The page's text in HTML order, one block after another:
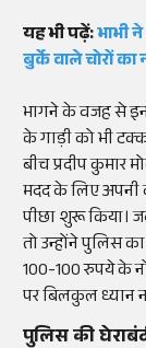
यह भी पढ़ें:भाभी
बुर्के वाले चोरों का
भागने के वजह से
के गाड़ी को भी
बीच प्रदीप
मदद के लिए अपनी
पीछा शुरू किया।
तो उन्होंने पुलिस
100-100 रुपये के
पर बिलकुल ध्यान
पुलिस की